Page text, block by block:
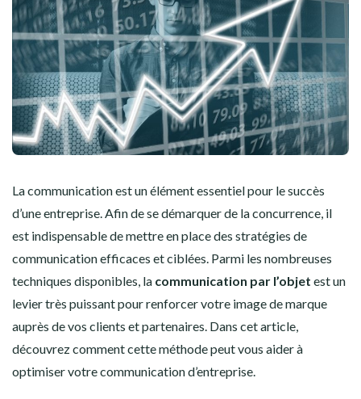
La communication est un élément essentiel pour le succès
d’une entreprise. Afin de se démarquer de la concurrence, il
est indispensable de mettre en place des stratégies de
communication efficaces et ciblées. Parmi les nombreuses
techniques disponibles, la communication par l’objet est un
levier très puissant pour renforcer votre image de marque
auprès de vos clients et partenaires. Dans cet article,
découvrez comment cette méthode peut vous aider à
optimiser votre communication d’entreprise.